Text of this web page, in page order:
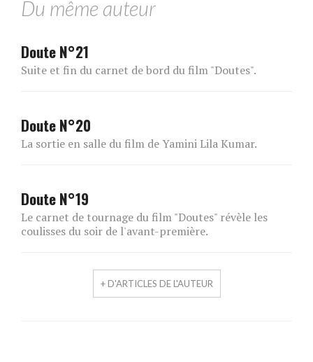
Du même auteur
Doute N°21
Suite et fin du carnet de bord du film "Doutes".
Doute N°20
La sortie en salle du film de Yamini Lila Kumar.
Doute N°19
Le carnet de tournage du film "Doutes" révèle les
coulisses du soir de l'avant-première.
+ D'ARTICLES DE L'AUTEUR